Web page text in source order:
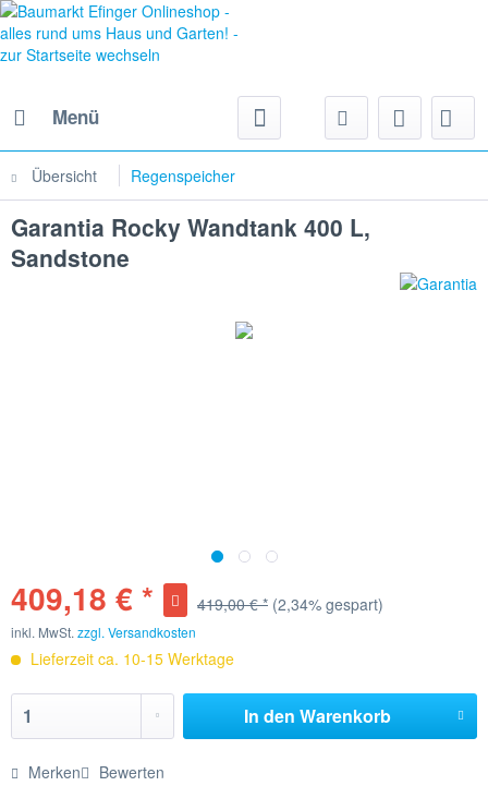
Menü
Übersicht Regenspeicher
Garantia Rocky Wandtank 400 L,
Sandstone
409,18 € * 419,00 € * (2,34% gespart)
inkl. MwSt. zzgl. Versandkosten
Lieferzeit ca. 10-15 Werktage
In den Warenkorb
Merken Bewerten